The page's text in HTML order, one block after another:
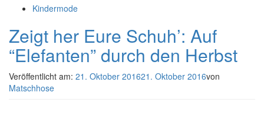
Kindermode
Zeigt her Eure Schuh’: Auf
“Elefanten” durch den Herbst
Veröffentlicht am: 21. Oktober 201621. Oktober 2016von
Matschhose